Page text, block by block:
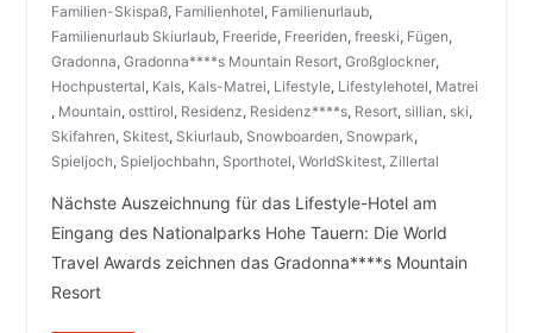
Familien-Skispaß, Familienhotel, Familienurlaub,
Familienurlaub Skiurlaub, Freeride, Freeriden, freeski, Fügen,
Gradonna, Gradonna****s Mountain Resort, Großglockner,
Hochpustertal, Kals, Kals-Matrei, Lifestyle, Lifestylehotel, Matrei
, Mountain, osttirol, Residenz, Residenz****s, Resort, sillian, ski,
Skifahren, Skitest, Skiurlaub, Snowboarden, Snowpark,
Spieljoch, Spieljochbahn, Sporthotel, WorldSkitest, Zillertal
Nächste Auszeichnung für das Lifestyle-Hotel am
Eingang des Nationalparks Hohe Tauern: Die World
Travel Awards zeichnen das Gradonna****s Mountain
Resort